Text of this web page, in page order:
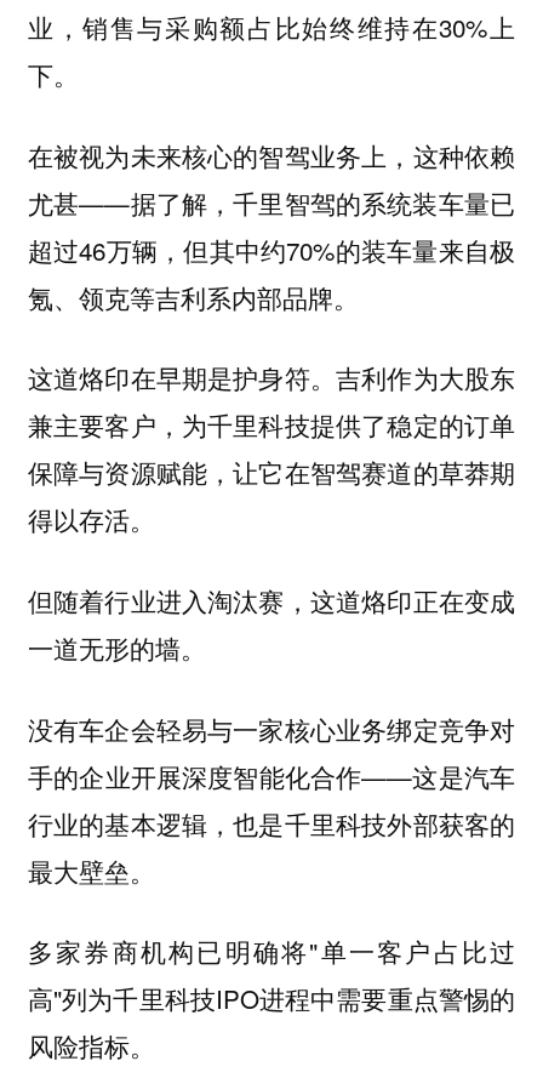
业，销售与采购额占比始终维持在30%上
下。
在被视为未来核心的智驾业务上，这种依赖
尤甚——据了解，千里智驾的系统装车量已
超过46万辆，但其中约70%的装车量来自极
氪、领克等吉利系内部品牌。
这道烙印在早期是护身符。吉利作为大股东
兼主要客户，为千里科技提供了稳定的订单
保障与资源赋能，让它在智驾赛道的草莽期
得以存活。
但随着行业进入淘汰赛，这道烙印正在变成
一道无形的墙。
没有车企会轻易与一家核心业务绑定竞争对
手的企业开展深度智能化合作——这是汽车
行业的基本逻辑，也是千里科技外部获客的
最大壁垒。
多家券商机构已明确将"单一客户占比过
高"列为千里科技IPO进程中需要重点警惕的
风险指标。